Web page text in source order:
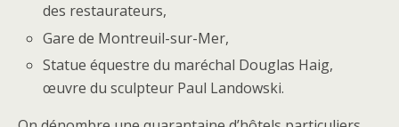
des restaurateurs,
Gare de Montreuil-sur-Mer,
Statue équestre du maréchal Douglas Haig,
œuvre du sculpteur Paul Landowski.